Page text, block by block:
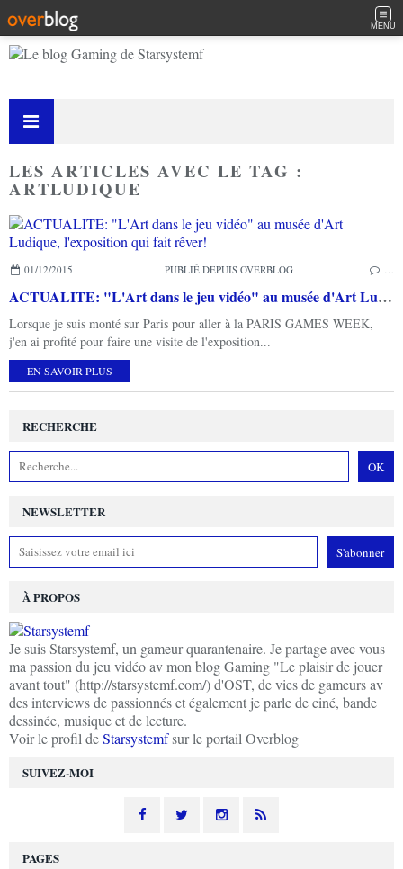
MENU
LES ARTICLES AVEC LE TAG :
ARTLUDIQUE
01/12/2015 PUBLIÉ DEPUIS OVERBLOG
ACTUALITE: "L'Art dans le jeu vidéo" au musée d'Art Ludique, l'exposition qui fait rêver!
Lorsque je suis monté sur Paris pour aller à la PARIS GAMES WEEK,
j'en ai profité pour faire une visite de l'exposition...
EN SAVOIR PLUS
NEWSLETTER
SUIVEZ-MOI
RECHERCHE
À PROPOS
Je suis Starsystemf, un gameur quarantenaire. Je partage avec vous
ma passion du jeu vidéo av mon blog Gaming "Le plaisir de jouer
avant tout" (http://starsystemf.com/) d'OST, de vies de gameurs av
des interviews de passionnés et également je parle de ciné, bande
dessinée, musique et de lecture.
Voir le profil deStarsystemfsur le portail Overblog
PAGES